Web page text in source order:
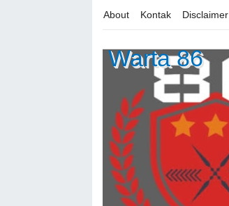
About Kontak Disclaimer
Warta 86